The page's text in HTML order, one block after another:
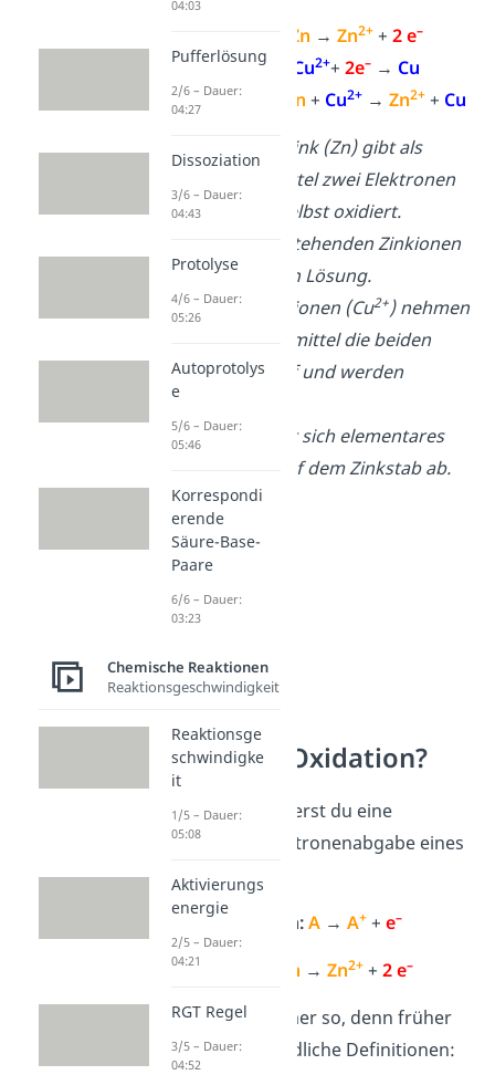
Zn → Zn2++ 2 e–
Reduktion: Cu2++2e– → Cu
Redoxreaktion:
Zn + Cu2+→ Zn2++ Cu
Elementares Zink (Zn) gibt als
Reduktionsmittel zwei Elektronen
ab und wird selbst oxidiert.
Die dabei entstehenden Zinkionen
(Zn2+) gehen in Lösung.
Die Kupfer(II)-ionen (Cu2+) nehmen
als Oxidationsmittel die beiden
Elektronen auf und werden
reduziert.
Dabei scheidet sich elementares
Kupfer (Cu) auf dem Zinkstab ab.
Was ist die Oxidation?
Heutzutage definierst du eine
Oxidation
als Elektronenabgabe eines
Stoffes.
Oxidation:A →A+ +e–
Zn →Zn2+ +2 e–
Das war nicht immer so, denn früher
gab es unterschiedliche Definitionen:
04:03
Pufferlösung
2/6 – Dauer:
04:27
Dissoziation
3/6 – Dauer:
04:43
Protolyse
4/6 – Dauer:
05:26
Autoprotolys
e
5/6 – Dauer:
05:46
Korrespondi
erende
Säure-Base-
Paare
6/6 – Dauer:
03:23
Chemische Reaktionen
Reaktionsgeschwindigkeit
Reaktionsge
schwindigke
it
1/5 – Dauer:
05:08
Aktivierungs
energie
2/5 – Dauer:
04:21
RGT Regel
3/5 – Dauer:
04:52